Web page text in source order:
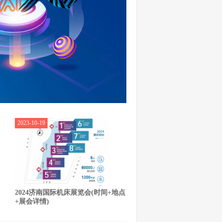
2024济南国际机床展览会(时间+地点
+展会详情)
2023-10-19